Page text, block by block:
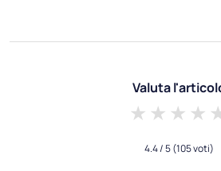
Valuta
3
2
1 star
4.4/ 5(105 voti)